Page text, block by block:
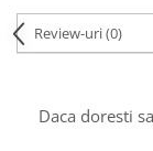
Review-uri(0)
Daca doresti